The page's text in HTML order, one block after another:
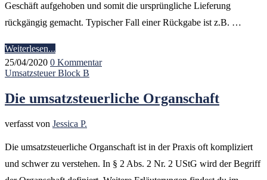
Geschäft aufgehoben und somit die ursprüngliche Lieferung
rückgängig gemacht. Typischer Fall einer Rückgabe ist z.B. …
Weiterlesen...
25/04/2020 0 Kommentar
Umsatzsteuer Block B
Die umsatzsteuerliche Organschaft
verfasst von Jessica P.
Die umsatzsteuerliche Organschaft ist in der Praxis oft kompliziert
und schwer zu verstehen. In § 2 Abs. 2 Nr. 2 UStG wird der Begriff